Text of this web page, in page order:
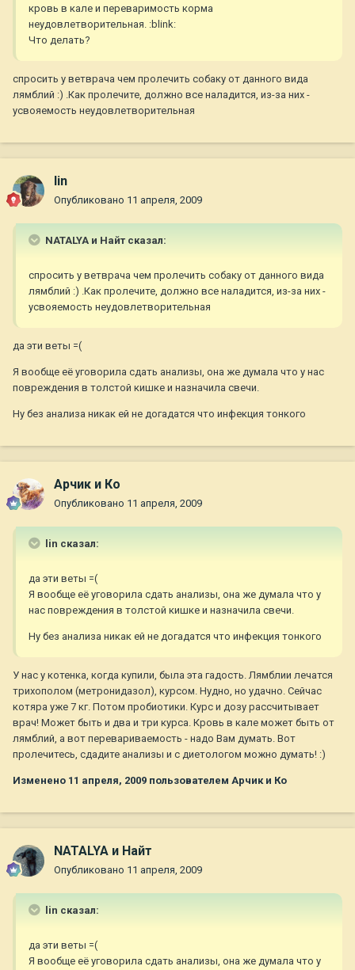
кровь в кале и переваримость корма
неудовлетворительная. :blink:
Что делать?
спросить у ветврача чем пролечить собаку от данного вида
лямблий :) .Как пролечите, должно все наладится, из-за них -
усвояемость неудовлетворительная
lin
Опубликовано 11 апреля, 2009
NATALYA и Найт сказал:
спросить у ветврача чем пролечить собаку от данного вида
лямблий :) .Как пролечите, должно все наладится, из-за них -
усвояемость неудовлетворительная
да эти веты =(
Я вообще её уговорила сдать анализы, она же думала что у нас
повреждения в толстой кишке и назначила свечи.
Ну без анализа никак ей не догадатся что инфекция тонкого
Арчик и Ко
Опубликовано 11 апреля, 2009
lin сказал:
да эти веты =(
Я вообще её уговорила сдать анализы, она же думала что у
нас повреждения в толстой кишке и назначила свечи.
Ну без анализа никак ей не догадатся что инфекция тонкого
У нас у котенка, когда купили, была эта гадость. Лямблии лечатся
трихополом (метронидазол), курсом. Нудно, но удачно. Сейчас
котяра уже 7 кг. Потом пробиотики. Курс и дозу рассчитывает
врач! Может быть и два и три курса. Кровь в кале может быть от
лямблий, а вот перевариваемость - надо Вам думать. Вот
пролечитесь, сдадите анализы и с диетологом можно думать! :)
Изменено 11 апреля, 2009 пользователем Арчик и Ко
NATALYA и Найт
Опубликовано 11 апреля, 2009
lin сказал:
да эти веты =(
Я вообще её уговорила сдать анализы, она же думала что у